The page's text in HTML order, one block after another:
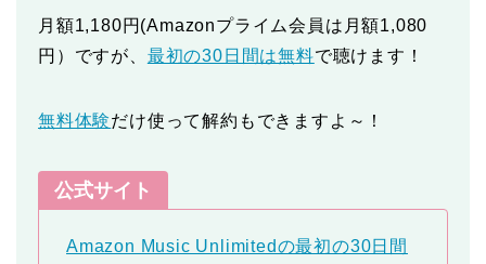
月額1,180円(Amazonプライム会員は月額1,080
円）ですが、 最初の30日間は無料で聴けます！
無料体験だけ使って解約もできますよ～！
公式サイト
Amazon Music Unlimitedの最初の30日間